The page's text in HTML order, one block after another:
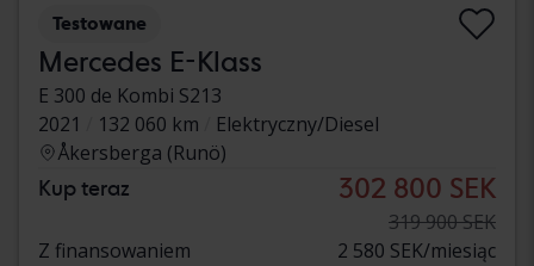
Testowane
Mercedes E-Klass
E 300 de Kombi S213
2021
132 060 km
Elektryczny/Diesel
Åkersberga (Runö)
Kup teraz 302 800 SEK
319 900 SEK
Z finansowaniem
2 580 SEK/miesiąc